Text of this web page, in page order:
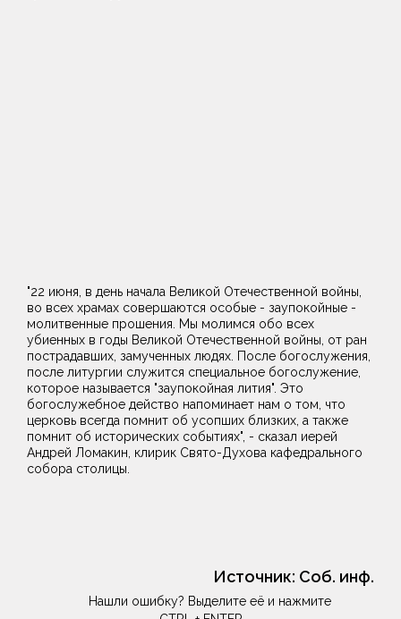
"22 июня, в день начала Великой Отечественной войны,
во всех храмах совершаются особые - заупокойные -
молитвенные прошения. Мы молимся обо всех
убиенных в годы Великой Отечественной войны, от ран
пострадавших, замученных людях. После богослужения,
после литургии служится специальное богослужение,
которое называется "заупокойная лития". Это
богослужебное действо напоминает нам о том, что
церковь всегда помнит об усопших близких, а также
помнит об исторических событиях", - сказал иерей
Андрей Ломакин, клирик Свято-Духова кафедрального
собора столицы.
Источник: Соб. инф.
Нашли ошибку? Выделите её и нажмите